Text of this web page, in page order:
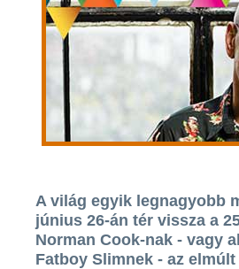
A világ egyik legnagyobb
június 26-án tér vissza a
Norman Cook-nak - vagy
Fatboy Slimnek - az